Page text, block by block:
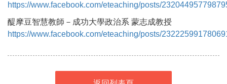
https://www.facebook.com/eteaching/posts/
醍摩豆智慧教師－成功大學政治系 蒙志成教授
https://www.facebook.com/eteaching/posts/